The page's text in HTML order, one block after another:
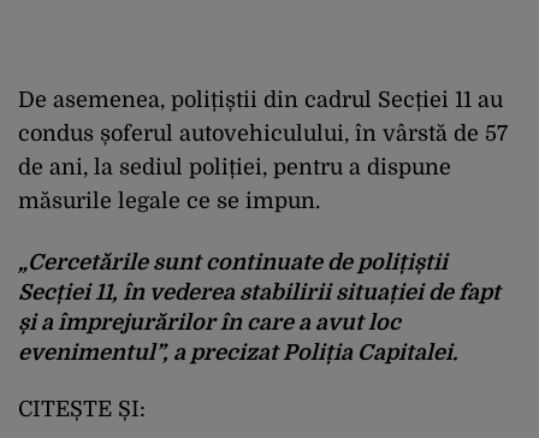
De asemenea, polițiștii din cadrul Secției 11 au
condus șoferul autovehiculului, în vârstă de 57
de ani, la sediul poliției, pentru a dispune
măsurile legale ce se impun.
„Cercetările sunt continuate de polițiștii
Secției 11, în vederea stabilirii situației de fapt
și a împrejurărilor în care a avut loc
evenimentul”, a precizat Poliția Capitalei.
CITEȘTE ȘI: